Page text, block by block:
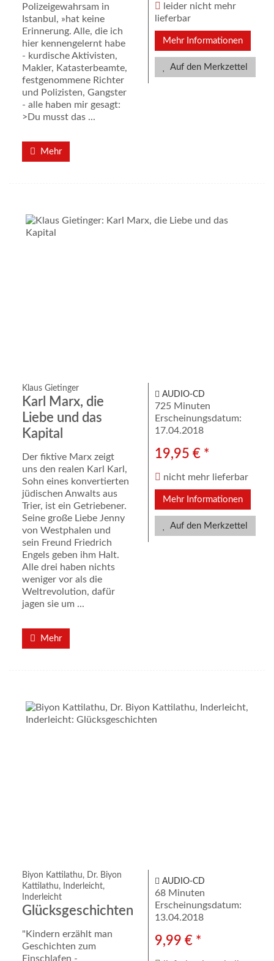
Polizeigewahrsam in
Istanbul, »hat keine
Erinnerung. Alle, die ich
hier kennengelernt habe
- kurdische Aktivisten,
Makler, Katasterbeamte,
festgenommene Richter
und Polizisten, Gangster
- alle haben mir gesagt:
>Du musst das ...
Mehr
leider nicht mehr
lieferbar
Mehr Informationen
Auf den Merkzettel
Klaus Gietinger
Karl Marx, die
Liebe und das
Kapital
Der fiktive Marx zeigt
uns den realen Karl Karl,
Sohn eines konvertierten
jüdischen Anwalts aus
Trier, ist ein Getriebener.
Seine große Liebe Jenny
von Westphalen und
sein Freund Friedrich
Engels geben ihm Halt.
Alle drei haben nichts
weniger vor als die
Weltrevolution, dafür
jagen sie um ...
Mehr
AUDIO-CD
725 Minuten
Erscheinungsdatum:
17.04.2018
19,95 € *
nicht mehr lieferbar
Mehr Informationen
Auf den Merkzettel
Biyon Kattilathu, Dr. Biyon
Kattilathu, Inderleicht,
Inderleicht
Glücksgeschichten
"Kindern erzählt man
Geschichten zum
Einschlafen -
AUDIO-CD
68 Minuten
Erscheinungsdatum:
13.04.2018
9,99 € *